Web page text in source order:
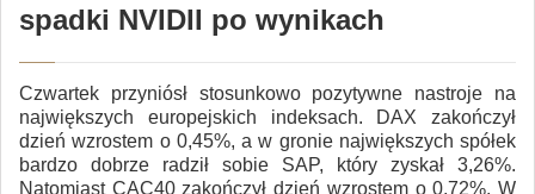
spadki NVIDII po wynikach
Czwartek przyniósł stosunkowo pozytywne nastroje na
największych europejskich indeksach. DAX zakończył
dzień wzrostem o 0,45%, a w gronie największych spółek
bardzo dobrze radził sobie SAP, który zyskał 3,26%.
Natomiast CAC40 zakończył dzień wzrostem o 0,72%. W